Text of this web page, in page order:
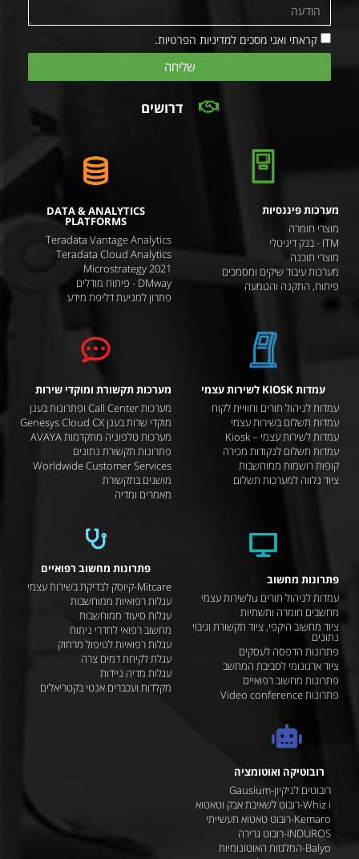
קראתי ואני מסכים למדיניות הפרטיות.
שליחה
דרושים
מערכות פיננסיות
מוצרי חומרה
ITM - בנק דיגיטלי
מוצרי תוכנה
מערכות עיבוד שיקים ומסמכים
פיתוח, התקנה והטמעה
DATA & ANALYTICS
PLATFORMS
Teradata Vantage Analytics
Teradata Cloud Analytics
Microstrategy 2021
DMway - פיתוח מודלים
פתרון למניעת דליפת מידע
עמדות KIOSK לשירות עצמי
עמדות לניהול תורים וחוויית לקוח
עמדות תשלום בשירות עצמי
עמדות לשירות עצמי – Kiosk
עמדות תשלום לנקודות מכירה
קופות רושמות ממוחשבות
ציוד נלווה למערכות תשלום
מערכות תקשורת ומוקדי שירות
מערכות Call Center ופתרונות בענן
מוקדי שרות בענן Genesys Cloud CX
מערכות טלפוניה מתקדמות AVAYA
פתרונות תקשורת נתונים
Worldwide Customer Services
מושגים בתקשורת
מאמרים ומדיה
פתרונות מחשוב
עמדות לניהול תורים uלשירות עצמי
מחשבים חומרה ותשתיות
ציוד מחשוב היקפי, ציוד תקשורת וגיבוי
נתונים
פתרונות הדפסה לעסקים
ציוד ארגונומי לסביבת המחשב
פתרונות מחשוב רפואיים
פתרונות Video conference
פתרונות מחשוב רפואיים
Mitcare-קיוסק לבדיקת בשירות עצמי
עגלות רפואיות ממוחשבות
עגלות סיעוד ממוחשבות
מחשוב רפואי לחדרי ניתוח
עגלות רפואיות לטיפול מרחוק
עגלת לקיחת דמים צרה
עגלות מדיה ניידות
מקלדות ועכברים אנטי בקטריאלים
רובוטיקה ואוטומציה
רובוטים לניקיון-Gausium
Whiz i-רובוט לשאיבת אבק וטאטוא
Kemaro-רובוט טאטוא תעשייתי
INDUROS-רובוט גרירה
Balyo-המלגזות האוטונומיות